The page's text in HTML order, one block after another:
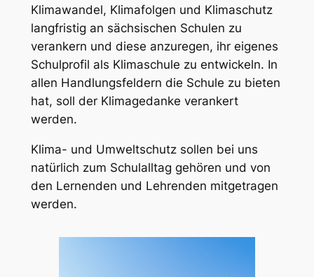
Klimawandel, Klimafolgen und Klimaschutz
langfristig an sächsischen Schulen zu
verankern und diese anzuregen, ihr eigenes
Schulprofil als Klimaschule zu entwickeln. In
allen Handlungsfeldern die Schule zu bieten
hat, soll der Klimagedanke verankert
werden.
Klima- und Umweltschutz sollen bei uns
natürlich zum Schulalltag gehören und von
den Lernenden und Lehrenden mitgetragen
werden.